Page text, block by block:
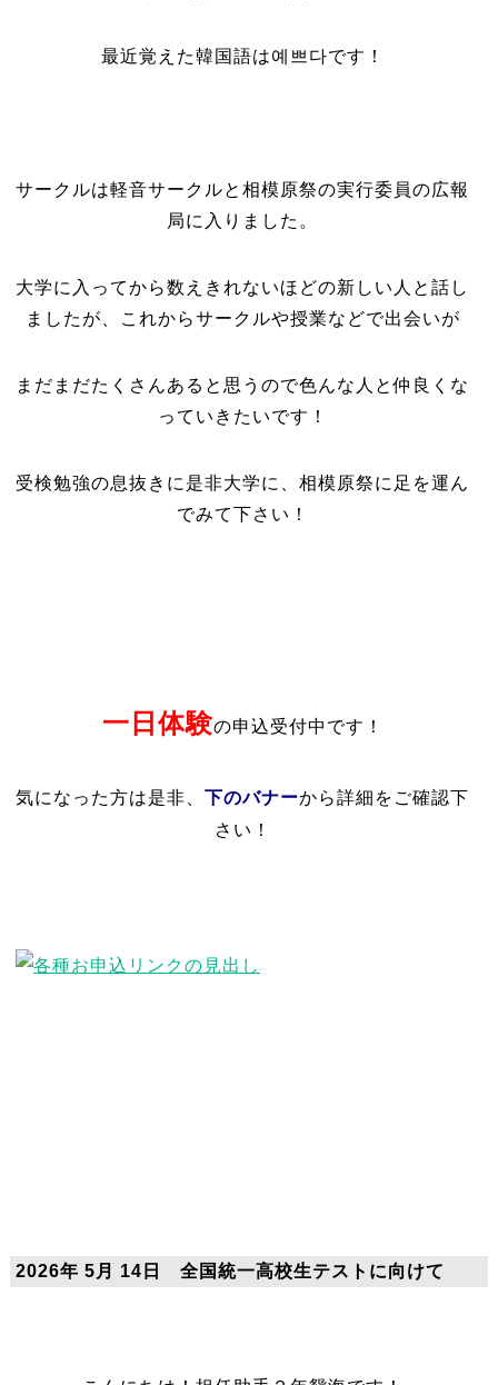
最近覚えた韓国語は예쁘다です！
サークルは軽音サークルと相模原祭の実行委員の広報
局に入りました。
大学に入ってから数えきれないほどの新しい人と話し
ましたが、これからサークルや授業などで出会いが
まだまだたくさんあると思うので色んな人と仲良くな
っていきたいです！
受検勉強の息抜きに是非大学に、相模原祭に足を運ん
でみて下さい！
一日体験の申込受付中です！
気になった方は是非、下のバナーから詳細をご確認下
さい！
2026年 5月 14日 全国統一高校生テストに向けて